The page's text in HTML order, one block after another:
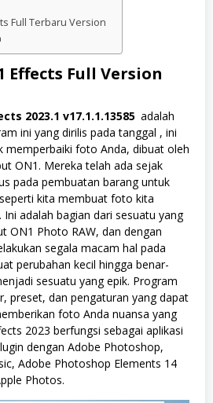
Full Terbaru Version
Effects Full Version
2023.1 v17.1.1.13585 adalah
ini yang dirilis pada tanggal , ini
memperbaiki foto Anda, dibuat oleh
ON1. Mereka telah ada sejak
pada pembuatan barang untuk
kita membuat foto kita
adalah bagian dari sesuatu yang
ON1 Photo RAW, dan dengan
segala macam hal pada
perubahan kecil hingga benar-
sesuatu yang epik. Program
preset, dan pengaturan yang dapat
foto Anda nuansa yang
2023 berfungsi sebagai aplikasi
dengan Adobe Photoshop,
Adobe Photoshop Elements 14
Photos.